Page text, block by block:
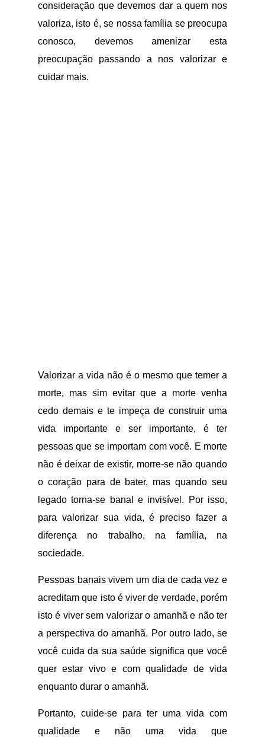
consideração que devemos dar a quem nos
valoriza, isto é, se nossa família se preocupa
conosco, devemos amenizar esta
preocupação passando a nos valorizar e
cuidar mais.
Valorizar a vida não é o mesmo que temer a
morte, mas sim evitar que a morte venha
cedo demais e te impeça de construir uma
vida importante e ser importante, é ter
pessoas que se importam com você. E morte
não é deixar de existir, morre-se não quando
o coração para de bater, mas quando seu
legado torna-se banal e invisível. Por isso,
para valorizar sua vida, é preciso fazer a
diferença no trabalho, na família, na
sociedade.
Pessoas banais vivem um dia de cada vez e
acreditam que isto é viver de verdade, porém
isto é viver sem valorizar o amanhã e não ter
a perspectiva do amanhã. Por outro lado, se
você cuida da sua saúde significa que você
quer estar vivo e com qualidade de vida
enquanto durar o amanhã.
Portanto, cuide-se para ter uma vida com
qualidade e não uma vida que